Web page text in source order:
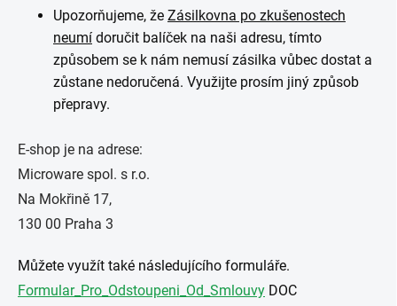
Upozorňujeme, že Zásilkovna po zkušenostech
neumí doručit balíček na naši adresu, tímto
způsobem se k nám nemusí zásilka vůbec dostat a
zůstane nedoručená. Využijte prosím jiný způsob
přepravy.
E-shop je na adrese:
Microware spol. s r.o.
Na Mokřině 17,
130 00 Praha 3
Můžete využít také následujícího formuláře.
Formular_Pro_Odstoupeni_Od_Smlouvy DOC